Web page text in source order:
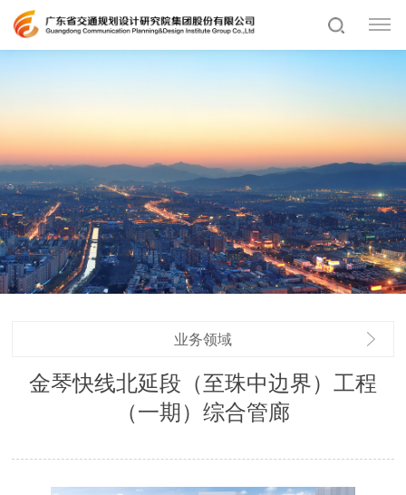
业务领域
金琴快线北延段（至珠中边界）工程
（一期）综合管廊